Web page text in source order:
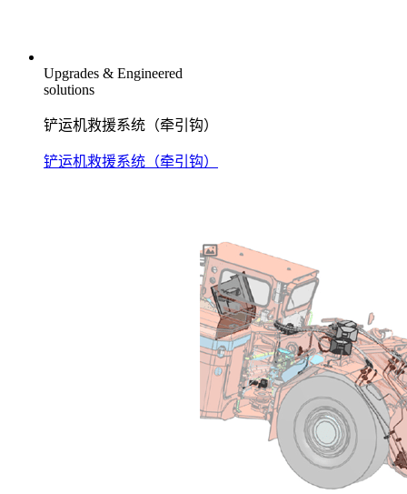
Upgrades & Engineered
solutions
铲运机救援系统（牵引钩）
铲运机救援系统（牵引钩）